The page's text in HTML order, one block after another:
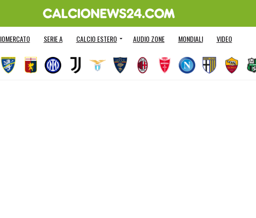
SERIE A CALCIO ESTERO AUDIO ZONE MONDIALI VIDEO